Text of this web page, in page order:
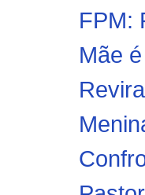
FPM:
Mãe